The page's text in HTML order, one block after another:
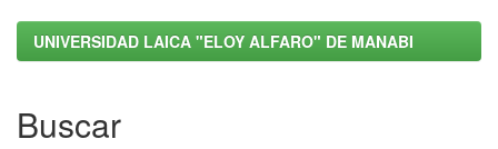
UNIVERSIDAD LAICA "ELOY ALFARO" DE MANABI
Buscar